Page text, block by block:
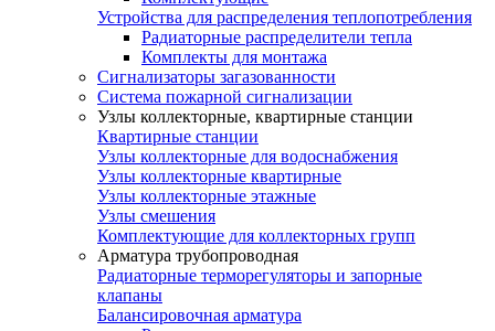
Устройства для распределения теплопотребления
Радиаторные распределители тепла
Комплекты для монтажа
Сигнализаторы загазованности
Система пожарной сигнализации
Узлы коллекторные, квартирные станции
Квартирные станции
Узлы коллекторные для водоснабжения
Узлы коллекторные квартирные
Узлы коллекторные этажные
Узлы смешения
Комплектующие для коллекторных групп
Арматура трубопроводная
Радиаторные терморегуляторы и запорные
клапаны
Балансировочная арматура